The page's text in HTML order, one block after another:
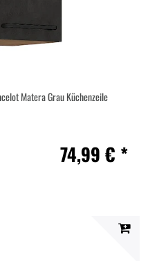
Matera Grau Küchenzeile
74,99 € *